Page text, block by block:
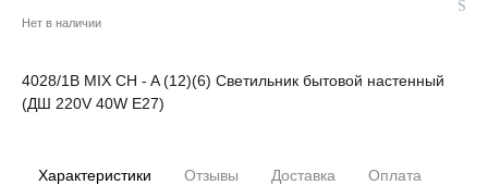
Нет в наличии
4028/1B MIX CH - A (12)(6) Светильник бытовой настенный
(ДШ 220V 40W E27)
Характеристики Отзывы Доставка Оплата